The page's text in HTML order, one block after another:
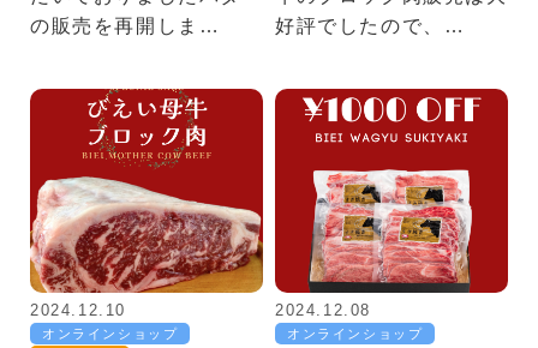
の販売を再開しま…
好評でしたので、…
2024.12.10
オンラインショップ
2024.12.08
オンラインショップ